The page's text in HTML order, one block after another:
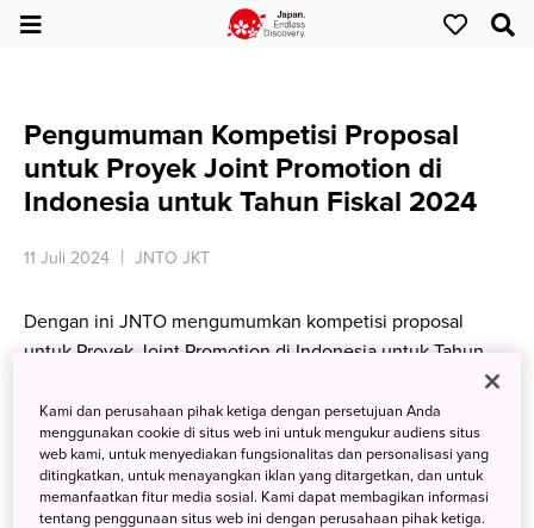
Pengumuman Kompetisi Proposal
untuk Proyek Joint Promotion di
Indonesia untuk Tahun Fiskal 2024
11 Juli 2024 JNTO JKT
Dengan ini JNTO mengumumkan kompetisi proposal
untuk Proyek Joint Promotion di Indonesia untuk Tahun
Informasi lengkap mengenai kompetisi proposal ini akan
segera diumumkan pada bulan juli atau Agustus 2024.
Kami dan perusahaan pihak ketiga dengan persetujuan Anda
menggunakan cookie di situs web ini untuk mengukur audiens situs
web kami, untuk menyediakan fungsionalitas dan personalisasi yang
ditingkatkan, untuk menayangkan iklan yang ditargetkan, dan untuk
memanfaatkan fitur media sosial. Kami dapat membagikan informasi
tentang penggunaan situs web ini dengan perusahaan pihak ketiga.